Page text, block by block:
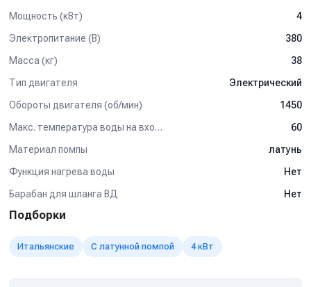
Мощность (кВт)
4
Электропитание (В)
380
Масса (кг)
38
Тип двигателя
Электрический
Обороты двигателя (об/мин)
1450
Макс. температура воды на входе (°C)
60
Материал помпы
латунь
Функция нагрева воды
Нет
Барабан для шланга ВД
Нет
Подборки
Итальянские С латунной помпой 4 кВт